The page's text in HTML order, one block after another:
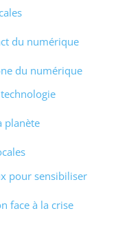
du numérique
du numérique
planète
pour sensibiliser
face à la crise